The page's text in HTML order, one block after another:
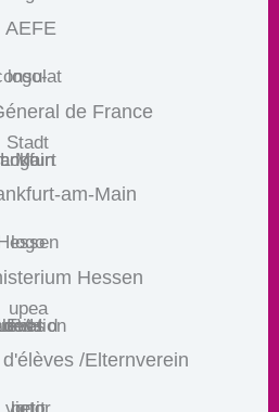
AEFE
de France
am-Main
Hessen
/Elternverein